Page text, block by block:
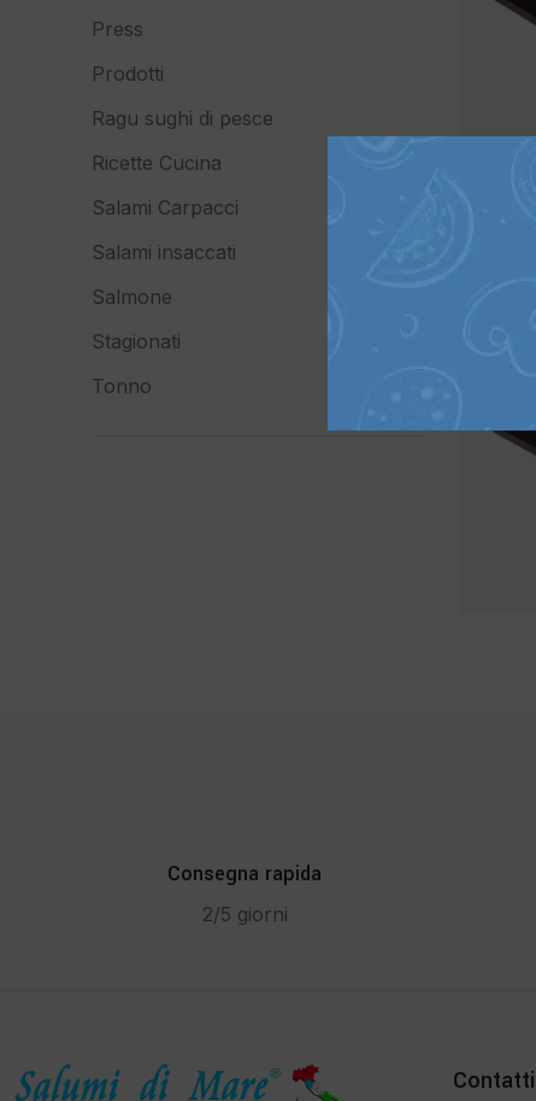
Press
Prodotti
Ragu sughi di pesce
Ricette Cucina
Salami Carpacci
Salami insaccati
Salmone
Stagionati
Tonno
Consegna rapida
2/5 giorni
Contatti